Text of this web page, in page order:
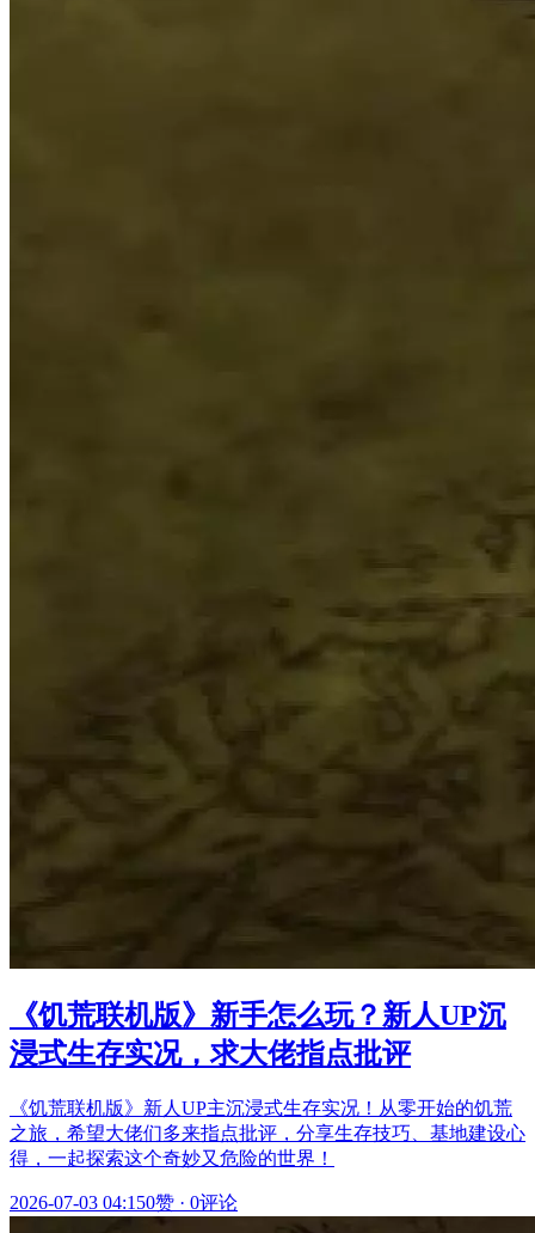
《饥荒联机版》新手怎么玩？新人UP沉
浸式生存实况，求大佬指点批评
《饥荒联机版》新人UP主沉浸式生存实况！从零开始的饥荒
之旅，希望大佬们多来指点批评，分享生存技巧、基地建设心
得，一起探索这个奇妙又危险的世界！
2026-07-03 04:150赞 · 0评论